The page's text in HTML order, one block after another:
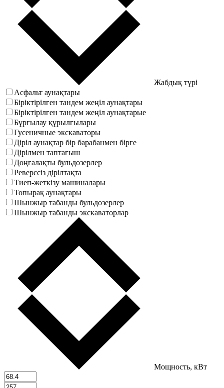
Жабдық түрі
Асфальт аунақтары
Біріктірілген тандем жеңіл аунақтары
Біріктірілген тандем жеңіл аунақтарые
Бұрғылау құрылгылары
Гусеничные экскаваторы
Діріл аунақтар бір барабанмен бірге
Дірілмен таптағыш
Доңғалақты бульдозерлер
Реверссіз дірілтақта
Тиеп-жеткізу машиналары
Топырақ аунақтары
Шынжыр табанды бульдозерлер
Шынжыр табанды экскаваторлар
Мощность, кВт